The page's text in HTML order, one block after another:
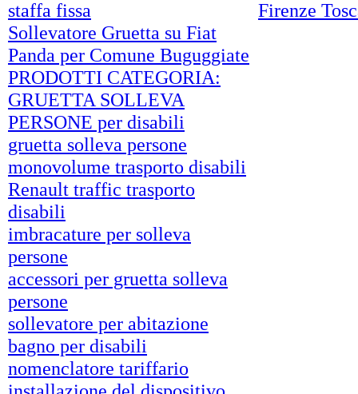
staffa fissa
Sollevatore Gruetta su Fiat
Panda per Comune Buguggiate
PRODOTTI CATEGORIA:
GRUETTA SOLLEVA
PERSONE per disabili
gruetta solleva persone
monovolume trasporto disabili
Renault traffic trasporto
disabili
imbracature per solleva
persone
accessori per gruetta solleva
persone
sollevatore per abitazione
bagno per disabili
nomenclatore tariffario
Firenze